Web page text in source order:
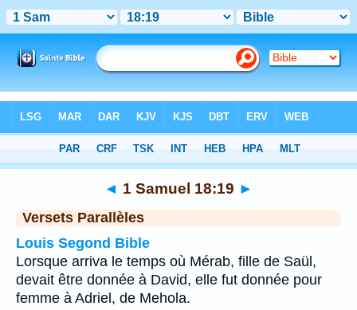
Chapitre 18 > Verset 19
◄ 1 Samuel 18:19 ►
Versets Parallèles
Louis Segond Bible
Lorsque arriva le temps où Mérab, fille de Saül,
devait être donnée à David, elle fut donnée pour
femme à Adriel, de Mehola.